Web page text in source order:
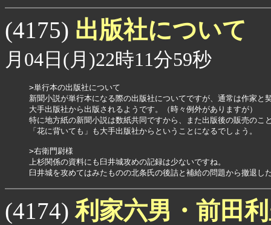
(4175) 出版社について
月04日(月)22時11分59秒
>単行本の出版社について
新聞小説が単行本になる際の出版社についてですが、通常は作家と
大手出版社から出版されるようです。（時々例外がありますが）
特に地方紙の新聞小説は数紙共同ですから、また出版後の販売のこ
「花に背いても」も大手出版社からということになるでしょう。
>右衛門尉様
上杉関係の資料にも臼井城攻めの記録は少ないですね。
臼井城を攻めてはみたものの北条氏の後詰と補給の問題から撤退し
(4174)利家六男・前田